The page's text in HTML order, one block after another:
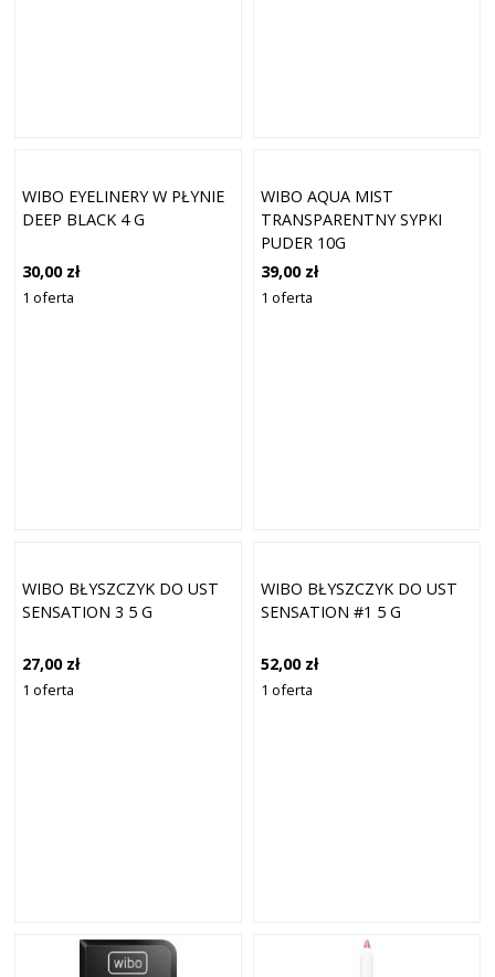
WIBO EYELINERY W PŁYNIE
DEEP BLACK 4 G
30,00 zł
1 oferta
WIBO AQUA MIST
TRANSPARENTNY SYPKI
PUDER 10G
39,00 zł
1 oferta
WIBO BŁYSZCZYK DO UST
SENSATION 3 5 G
27,00 zł
1 oferta
WIBO BŁYSZCZYK DO UST
SENSATION #1 5 G
52,00 zł
1 oferta